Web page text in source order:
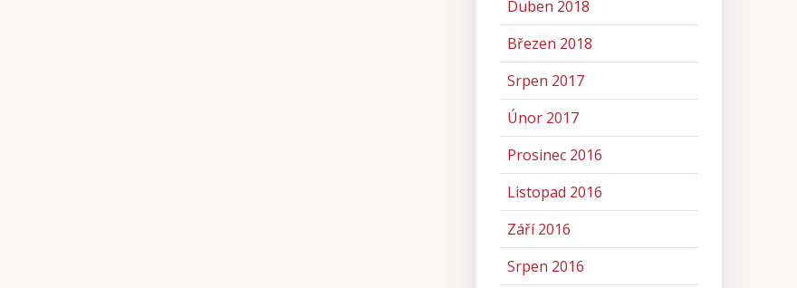
Duben 2018
Březen 2018
Srpen 2017
Únor 2017
Prosinec 2016
Listopad 2016
Září 2016
Srpen 2016